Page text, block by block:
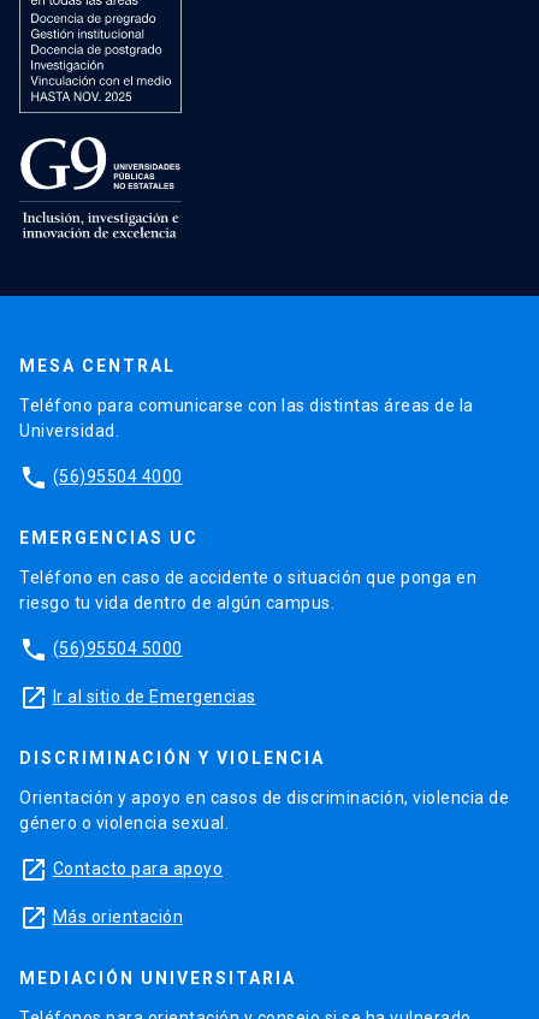
MESA CENTRAL
Teléfono para comunicarse con las distintas áreas de la
Universidad.
phone (56)95504 4000
EMERGENCIAS UC
Teléfono en caso de accidente o situación que ponga en
riesgo tu vida dentro de algún campus.
phone (56)95504 5000
launch Ir al sitio de Emergencias
DISCRIMINACIÓN Y VIOLENCIA
Orientación y apoyo en casos de discriminación, violencia de
género o violencia sexual.
launch Contacto para apoyo
launch Más orientación
MEDIACIÓN UNIVERSITARIA